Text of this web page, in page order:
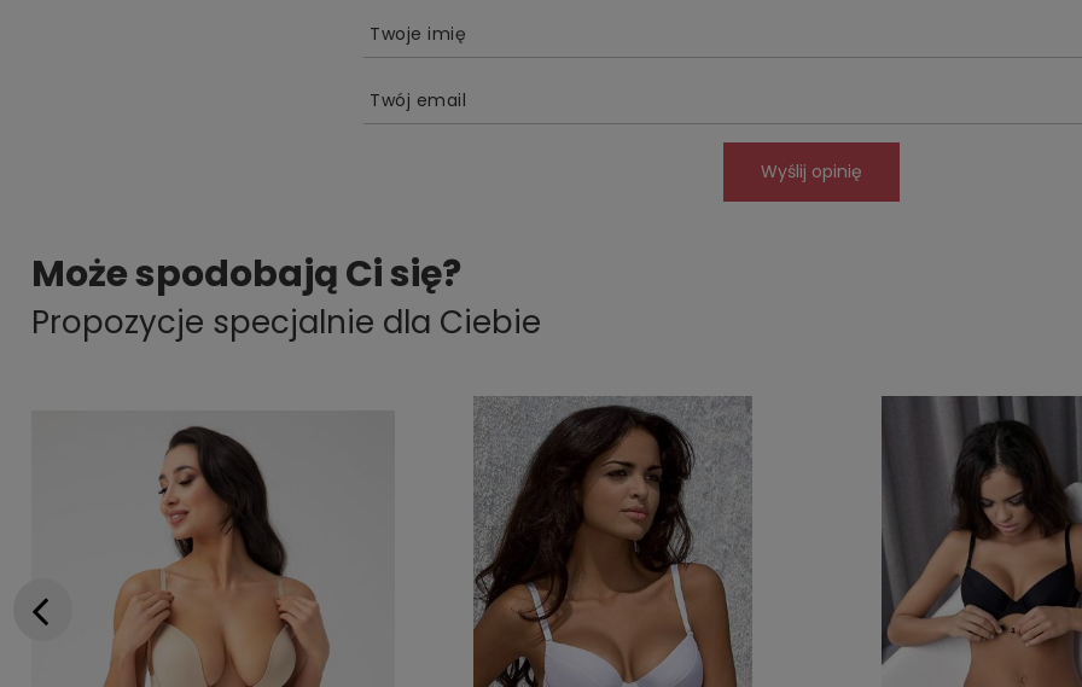
Twoje imię
Twój email
Wyślij opinię
Może spodobają Ci się?
Propozycje specjalnie dla Ciebie